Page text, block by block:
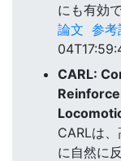
にも有効
論文 参考
CARL:
CARLは
に自然に